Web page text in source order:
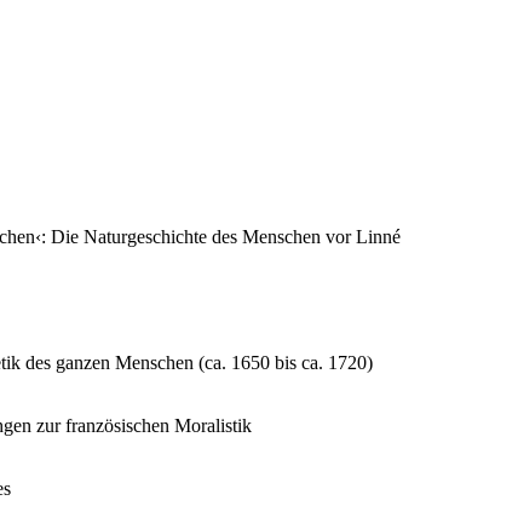
Die Naturgeschichte des Menschen vor Linné
des ganzen Menschen (ca. 1650 bis ca. 1720)
zur französischen Moralistik